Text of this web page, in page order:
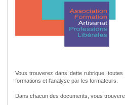
Vous trouverez dans dette rubrique,
formations et l'analyse par les formateurs.
Dans chacun des documents, vous